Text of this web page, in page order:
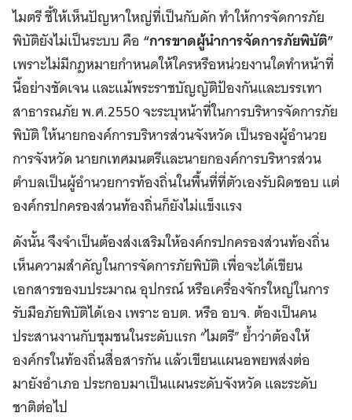
ไมตรี ชี้ให้เห็นปัญหาใหญ่ที่เป็นกับดัก ทำให้การจัดการภัย
พิบัติยังไม่เป็นระบบ คือ “การขาดผู้นำการจัดการภัยพิบัติ”
เพราะไม่มีกฎหมายกำหนดให้ใครหรือหน่วยงานใดทำหน้าที่
นี้อย่างชัดเจน และแม้พระราชบัญญัติป้องกันและบรรเทา
สาธารณภัย พ.ศ.2550 จะระบุหน้าที่ในการบริหารจัดการภัย
พิบัติ ให้นายกองค์การบริหารส่วนจังหวัด เป็นรองผู้อำนวย
การจังหวัด นายกเทศมนตรีและนายกองค์การบริหารส่วน
ตำบลเป็นผู้อำนวยการท้องถิ่นในพื้นที่ที่ตัวเองรับผิดชอบ แต่
องค์กรปกครองส่วนท้องถิ่นก็ยังไม่แข็งแรง
ดังนั้น จึงจำเป็นต้องส่งเสริมให้องค์กรปกครองส่วนท้องถิ่น
เห็นความสำคัญในการจัดการภัยพิบัติ เพื่อจะได้เขียน
เอกสารของบประมาณ อุปกรณ์ หรือเครื่องจักรใหญ่ในการ
รับมือภัยพิบัติได้เอง เพราะ อบต. หรือ อบจ. ต้องเป็นคน
ประสานงานกับชุมชนในระดับแรก “ไมตรี” ย้ำว่าต้องให้
องค์กรในท้องถิ่นสื่อสารกัน แล้วเขียนแผนอพยพส่งต่อ
มายังอำเภอ ประกอบมาเป็นแผนระดับจังหวัด และระดับ
ชาติต่อไป